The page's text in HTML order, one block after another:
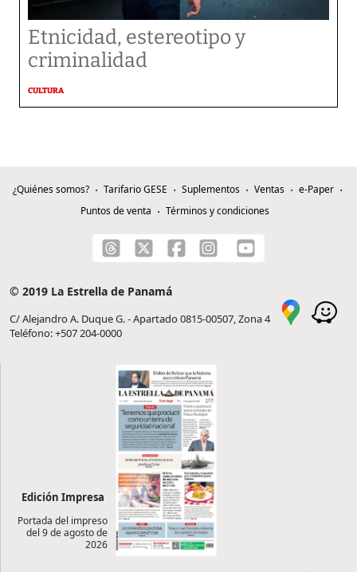
Etnicidad, estereotipo y
criminalidad
CULTURA
¿Quiénes somos? Tarifario GESE Suplementos Ventas
e-Paper
Puntos de venta
Términos y condiciones
© 2019 La Estrella de Panamá
C/ Alejandro A. Duque G. - Apartado 0815-00507, Zona 4
Teléfono: +507 204-0000
Edición Impresa
Portada del impreso
del 9 de agosto de
2026